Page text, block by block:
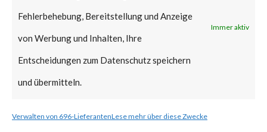
Fehlerbehebung, Bereitstellung und Anzeige
von Werbung und Inhalten, Ihre
Entscheidungen zum Datenschutz speichern
und übermitteln.
Immer aktiv
Verwalten von 696-LieferantenLese mehr über diese Zwecke
Why is this Significant?
This is significant because the
Citrix advisory acknowledged
exploited in the wild. Also, CISA